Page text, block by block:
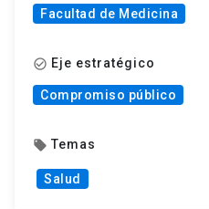
Facultad de Medicina
check_circle_outline Eje estratégico
Compromiso público
local_offer Temas
Salud